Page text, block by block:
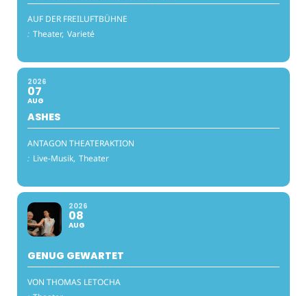
AUF DER FREILUFTBÜHNE
: Theater, Varieté
2026
07
AUG
ASHES
ANTAGON THEATERAKTION
: Live-Musik, Theater
2026
08
AUG
GENUG GEWARTET
VON THOMAS LETOCHA